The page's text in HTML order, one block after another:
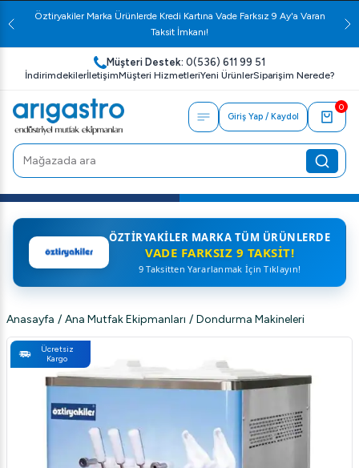
Öztiryakiler Marka Ürünlerde Kredi Kartına Vade Farksız 9 Ay'a Varan
Taksit İmkanı!
Müşteri Destek: 0(536) 611 99 51
İndirimdekilerİletişimMüşteri HizmetleriYeni ÜrünlerSiparişim Nerede?
Giriş Yap / Kaydol
0
ÖZTIRYAKILER MARKA TÜM ÜRÜNLERDE
VADE FARKSIZ 9 TAKSIT!
9 Taksitten Yararlanmak İçin Tıklayın!
Anasayfa / Ana Mutfak Ekipmanları / Dondurma Makineleri
Ücretsiz
Kargo